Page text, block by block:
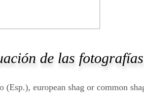
de las fotografías
(Esp.), european shag or common